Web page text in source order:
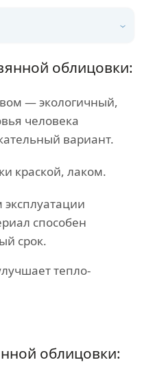
облицовки:
— экологичный,
человека
вариант.
краской, лаком.
способен
срок.
тепло-
облицовки: